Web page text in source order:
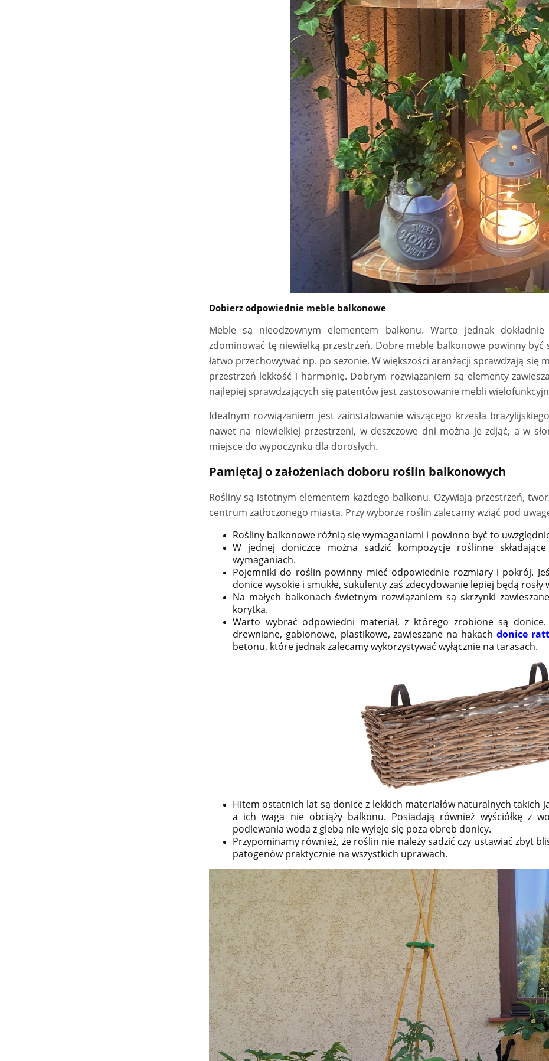
Dobierz odpowiednie meble balkonowe
Meble są nieodzownym elementem balkonu. Warto jednak
zdominować tę niewielką przestrzeń. Dobre meble balkonowe powinny być
łatwo przechowywać np. po sezonie. W większości aranżacji sprawdzają
przestrzeń lekkość i harmonię. Dobrym rozwiązaniem są elementy
najlepiej sprawdzających się patentów jest zastosowanie mebli
Idealnym rozwiązaniem jest zainstalowanie wiszącego krzesła
nawet na niewielkiej przestrzeni, w deszczowe dni można je zdjąć, a w
miejsce do wypoczynku dla dorosłych.
Pamiętaj o założeniach doboru roślin balkonowych
Rośliny są istotnym elementem każdego balkonu. Ożywiają przestrzeń,
centrum zatłoczonego miasta. Przy wyborze roślin zalecamy wziąć pod
Rośliny balkonowe różnią się wymaganiami i powinno być to
W jednej doniczce można sadzić kompozycje roślinne
wymaganiach.
Pojemniki do roślin powinny mieć odpowiednie rozmiary i pokrój.
donice wysokie i smukłe, sukulenty zaś zdecydowanie lepiej będą rosły
Na małych balkonach świetnym rozwiązaniem są skrzynki
korytka.
Warto wybrać odpowiedni materiał, z którego zrobione są
drewniane, gabionowe, plastikowe, zawieszane na hakach donice
betonu, które jednak zalecamy wykorzystywać wyłącznie na tarasach.
Hitem ostatnich lat są donice z lekkich materiałów naturalnych takich
a ich waga nie obciąży balkonu. Posiadają również wyściółkę z
podlewania woda z glebą nie wyleje się poza obręb donicy.
Przypominamy również, że roślin nie należy sadzić czy ustawiać zbyt
patogenów praktycznie na wszystkich uprawach.